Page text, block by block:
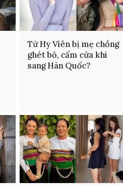
Từ Hy Viên bị mẹ chồng
ghét bỏ, cấm cửa khi
sang Hàn Quốc?